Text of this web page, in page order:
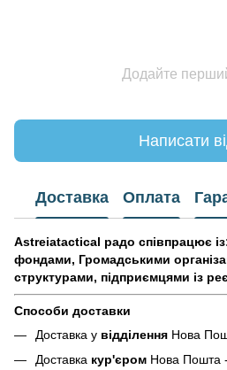
Додайте
Написати
Доставка Оплата
Astreiatactical радо співпрацює
фондами, Громадськими
структурами, підприємцями із
Способи доставки
Доставка у відділення Нова
Доставка кур'єром Нова Пошта -